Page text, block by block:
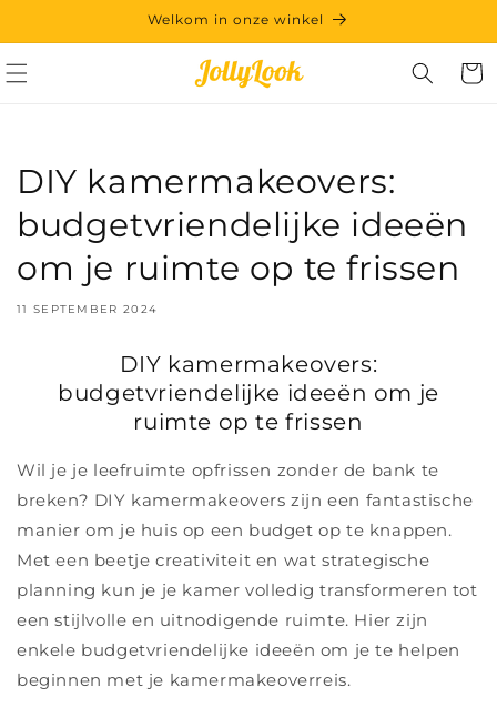
content
Welkom in onze winkel
DIY kamermakeovers:
budgetvriendelijke ideeën
om je ruimte op te frissen
11 SEPTEMBER 2024
DIY kamermakeovers:
budgetvriendelijke ideeën om je
ruimte op te frissen
Wil je je leefruimte opfrissen zonder de bank te
breken? DIY kamermakeovers zijn een fantastische
manier om je huis op een budget op te knappen.
Met een beetje creativiteit en wat strategische
planning kun je je kamer volledig transformeren tot
een stijlvolle en uitnodigende ruimte. Hier zijn
enkele budgetvriendelijke ideeën om je te helpen
beginnen met je kamermakeoverreis.